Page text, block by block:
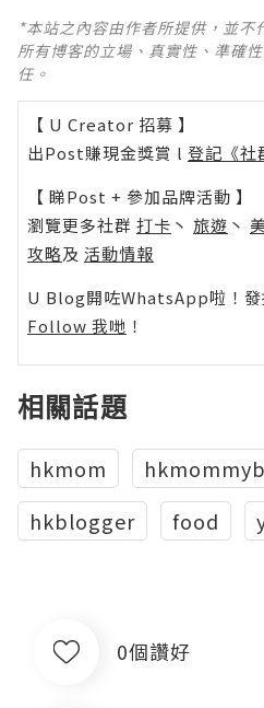
*本站之內容由作者所提供，並
所有博客的立場、真實性、準確
任。
【 U Creator 招募 】
出Post賺現金獎賞 l 登記《社
【 睇Post + 參加品牌活動 】
瀏覽更多社群 打卡 丶 旅遊 丶
攻略及 活動情報
U Blog開咗WhatsApp啦！發
Follow 我哋 ！
相關話題
hkmom
hkblogger
food
0個讚好